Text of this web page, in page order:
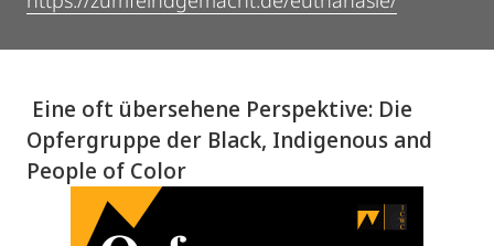
Eine oft übersehene Perspektive: Die
Opfergruppe der Black, Indigenous and
People of Color